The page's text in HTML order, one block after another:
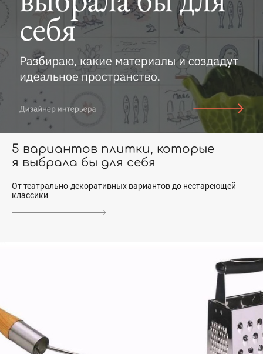
5 вариантов плитки, которые
я выбрала бы для себя
От театрально-декоративных вариантов до нестареющей
классики